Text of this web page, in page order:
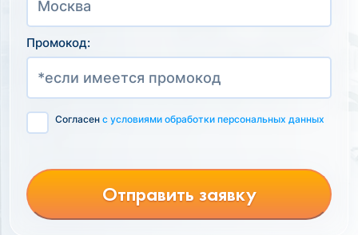
Промокод:
Согласен с условиями обработки персональных данных
Отправить заявку